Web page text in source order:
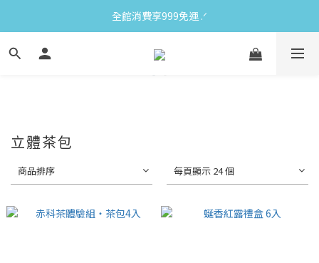
全館消費享999免運 ‪‪.ᐟ
立體茶包
商品排序 每頁顯示 24 個